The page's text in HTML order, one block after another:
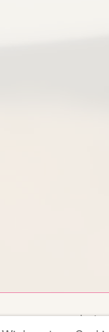
Login